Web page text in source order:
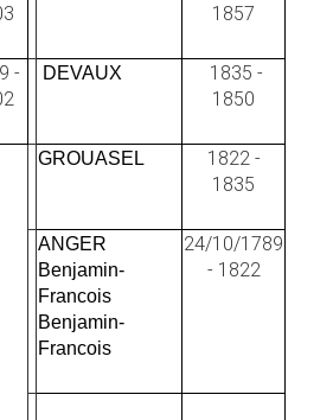
1857
-
DEVAUX
1835 -
1850
GROUASEL
1822 -
1835
ANGER
Benjamin-
Francois
Benjamin-
Francois
24/10/1789
- 1822